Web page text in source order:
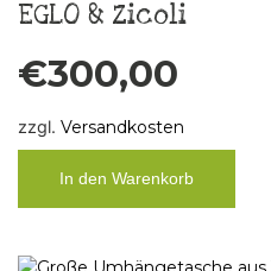
EGLO & Zicoli
€300,00
zzgl. Versandkosten
In den Warenkorb